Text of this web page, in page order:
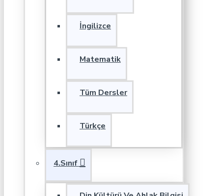
İngilizce
Matematik
Tüm Dersler
Türkçe
4.Sınıf